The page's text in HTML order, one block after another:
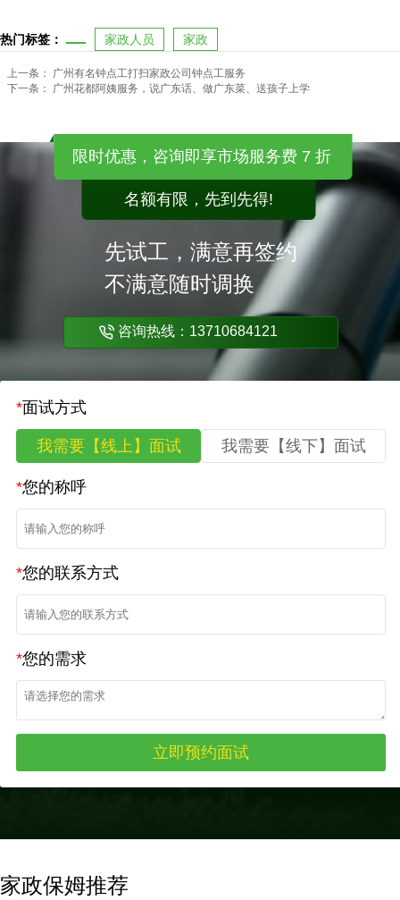
热门标签： 家政人员 家政
上一条：
广州有名钟点工打扫家政公司钟点工服务
下一条：
广州花都阿姨服务，说广东话、做广东菜、送孩子上学
限时优惠，咨询即享市场服务费 7 折
名额有限，先到先得!
先试工，满意再签约
不满意随时调换
咨询热线：13710684121
*面试方式
我需要【线上】面试 我需要【线下】面试
*您的称呼
*您的联系方式
*您的需求
家政保姆推荐